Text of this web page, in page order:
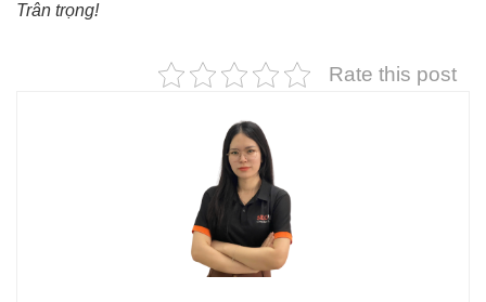
Trân trọng!
Rate this post